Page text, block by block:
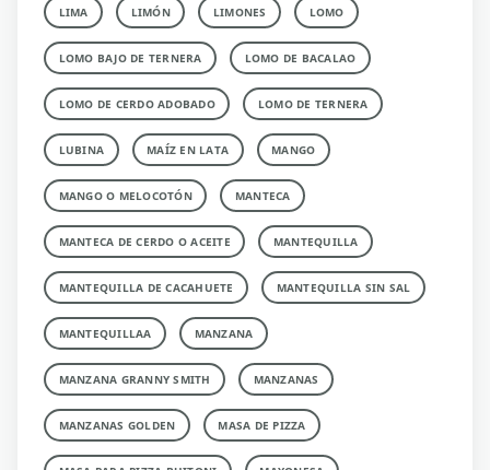
LIMA LIMÓN LIMONES LOMO
LOMO BAJO DE TERNERA LOMO DE BACALAO
LOMO DE CERDO ADOBADO LOMO DE TERNERA
LUBINA MAÍZ EN LATA MANGO
MANGO O MELOCOTÓN MANTECA
MANTECA DE CERDO O ACEITE MANTEQUILLA
MANTEQUILLA DE CACAHUETE MANTEQUILLA SIN SAL
MANTEQUILLAA MANZANA
MANZANA GRANNY SMITH MANZANAS
MANZANAS GOLDEN MASA DE PIZZA